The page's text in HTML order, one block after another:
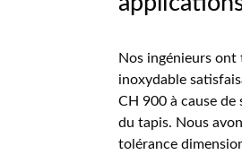
Nos ingénieurs
inoxydable
CH 900 à cause
du tapis. Nous
tolérance